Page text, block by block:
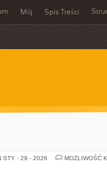
Mój Spis Treści
STY - 29 - 2026
MOŻLIWOŚĆ